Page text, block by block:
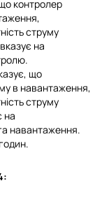
контролер
струму
на
що
в навантаження,
струму
на
навантаження.
: